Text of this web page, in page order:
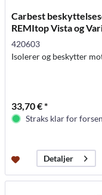
Carbest
REMItop Vista og
420603
Isolerer og beskytter
33,70 € *
Straks klar for
Detaljer